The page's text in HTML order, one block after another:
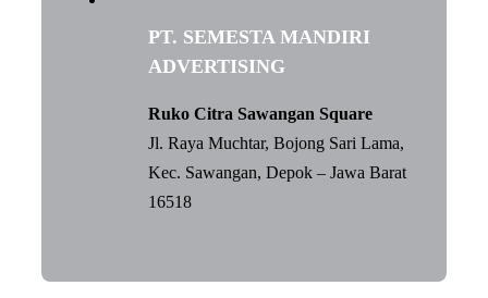
PT. SEMESTA MANDIRI
ADVERTISING
Ruko Citra Sawangan Square
Jl. Raya Muchtar, Bojong Sari Lama,
Kec. Sawangan, Depok – Jawa Barat
16518